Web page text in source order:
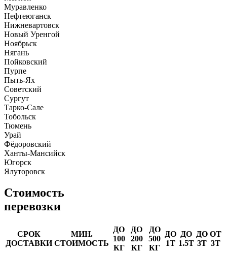
Муравленко
Нефтеюганск
Нижневартовск
Новый Уренгой
Ноябрьск
Нягань
Пойковский
Пурпе
Пыть-Ях
Советский
Сургут
Тарко-Сале
Тобольск
Тюмень
Урай
Фёдоровский
Ханты-Мансийск
Югорск
Ялуторовск
Стоимость
перевозки
СРОК
ДОСТАВКИ
МИН.
СТОИМОСТЬ
ДО
100
КГ
ДО
200
КГ
ДО
500
КГ
ДО
1Т
ДО
1.5Т
ДО
3Т
ОТ
3Т